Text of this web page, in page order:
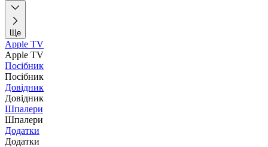
Ще
Apple TV
Apple TV
Посібник
Посібник
Довідник
Довідник
Шпалери
Шпалери
Додатки
Додатки